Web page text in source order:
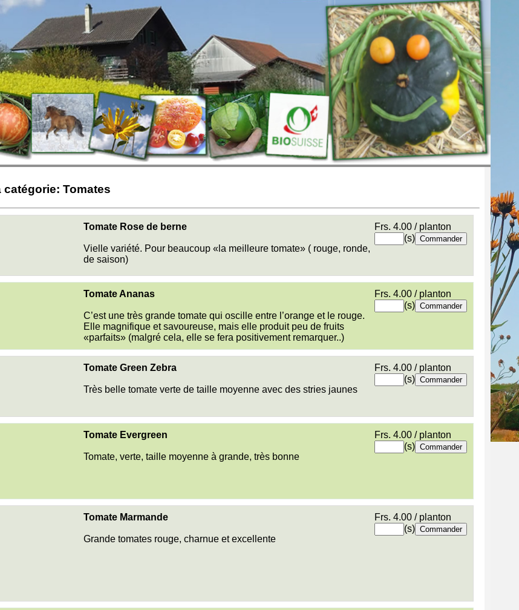
catégorie: Tomates
Tomate Rose de berne
Vielle variété. Pour beaucoup «la meilleure tomate» ( rouge, ronde,
de saison)
Frs. 4.00 / planton
(s)
Tomate Ananas
C’est une très grande tomate qui oscille entre l’orange et le rouge.
Elle magnifique et savoureuse, mais elle produit peu de fruits
«parfaits» (malgré cela, elle se fera positivement remarquer..)
Frs. 4.00 / planton
(s)
Tomate Green Zebra
Très belle tomate verte de taille moyenne avec des stries jaunes
Frs. 4.00 / planton
(s)
Tomate Evergreen
Tomate, verte, taille moyenne à grande, très bonne
Frs. 4.00 / planton
(s)
Tomate Marmande
Grande tomates rouge, charnue et excellente
Frs. 4.00 / planton
(s)